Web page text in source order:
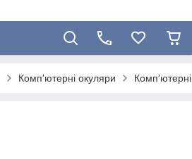
Комп'ютерні окуляри